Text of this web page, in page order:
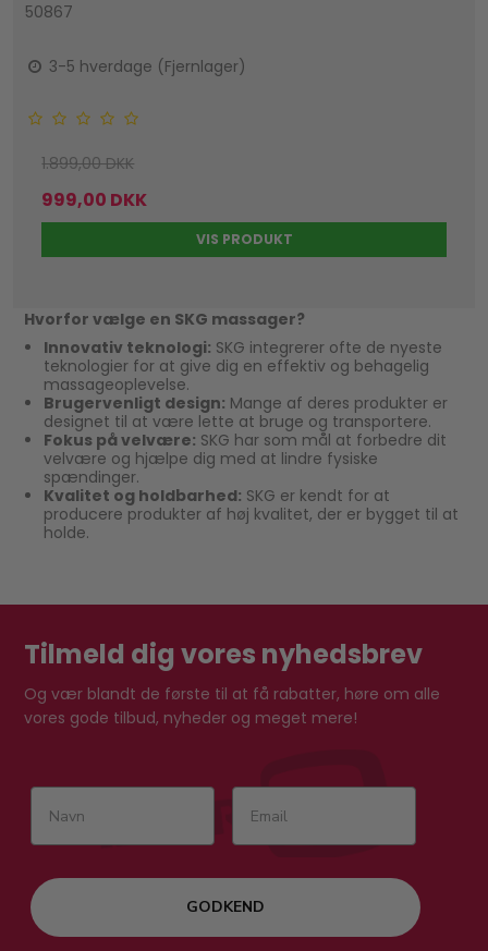
50867
3-5 hverdage (Fjernlager)
1.899,00 DKK
999,00 DKK
VIS PRODUKT
Hvorfor vælge en SKG massager?
Innovativ teknologi: SKG integrerer ofte de nyeste
teknologier for at give dig en effektiv og behagelig
massageoplevelse.
Brugervenligt design: Mange af deres produkter er
designet til at være lette at bruge og transportere.
Fokus på velvære: SKG har som mål at forbedre dit
velvære og hjælpe dig med at lindre fysiske
spændinger.
Kvalitet og holdbarhed: SKG er kendt for at
producere produkter af høj kvalitet, der er bygget til at
holde.
Tilmeld dig vores nyhedsbrev
Og vær blandt de første til at få rabatter, høre om alle
vores gode tilbud, nyheder og meget mere!
GODKEND